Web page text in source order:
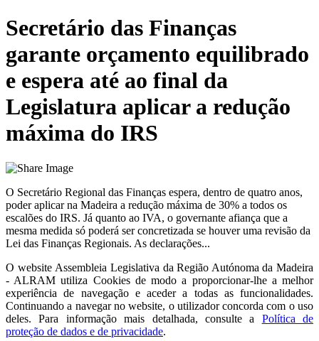
Secretário das Finanças
garante orçamento equilibrado
e espera até ao final da
Legislatura aplicar a redução
máxima do IRS
O Secretário Regional das Finanças espera, dentro de quatro anos,
poder aplicar na Madeira a redução máxima de 30% a todos os
escalões do IRS. Já quanto ao IVA, o governante afiança que a
mesma medida só poderá ser concretizada se houver uma revisão da
Lei das Finanças Regionais. As declarações...
O website Assembleia Legislativa da Região Autónoma da Madeira
- ALRAM utiliza Cookies de modo a proporcionar-lhe a melhor
experiência de navegação e aceder a todas as funcionalidades.
Continuando a navegar no website, o utilizador concorda com o uso
deles. Para informação mais detalhada, consulte a
Política de
proteção de dados e de privacidade.